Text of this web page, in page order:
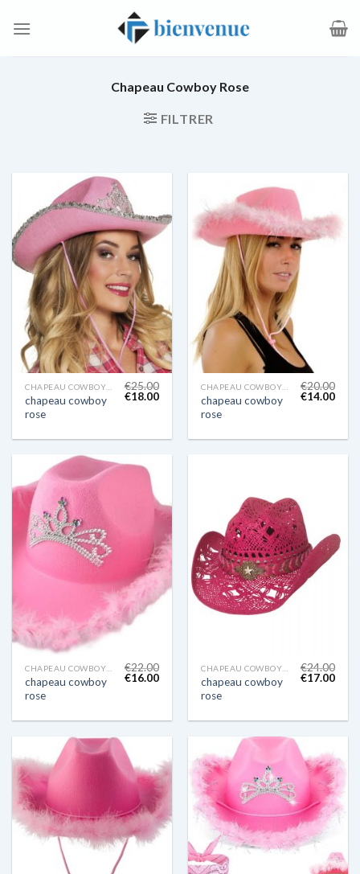
Chapeau Cowboy Rose
FILTRER
chapeau cowboy
rose
€25.00
€18.00
chapeau cowboy
rose
€20.00
€14.00
chapeau cowboy
rose
€22.00
€16.00
chapeau cowboy
rose
€24.00
€17.00